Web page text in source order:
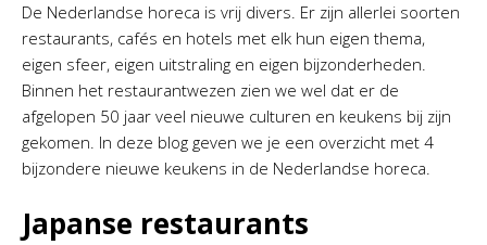
De Nederlandse horeca is vrij divers. Er zijn allerlei soorten
restaurants, cafés en hotels met elk hun eigen thema,
eigen sfeer, eigen uitstraling en eigen bijzonderheden.
Binnen het restaurantwezen zien we wel dat er de
afgelopen 50 jaar veel nieuwe culturen en keukens bij zijn
gekomen. In deze blog geven we je een overzicht met 4
bijzondere nieuwe keukens in de Nederlandse horeca.
Japanse restaurants